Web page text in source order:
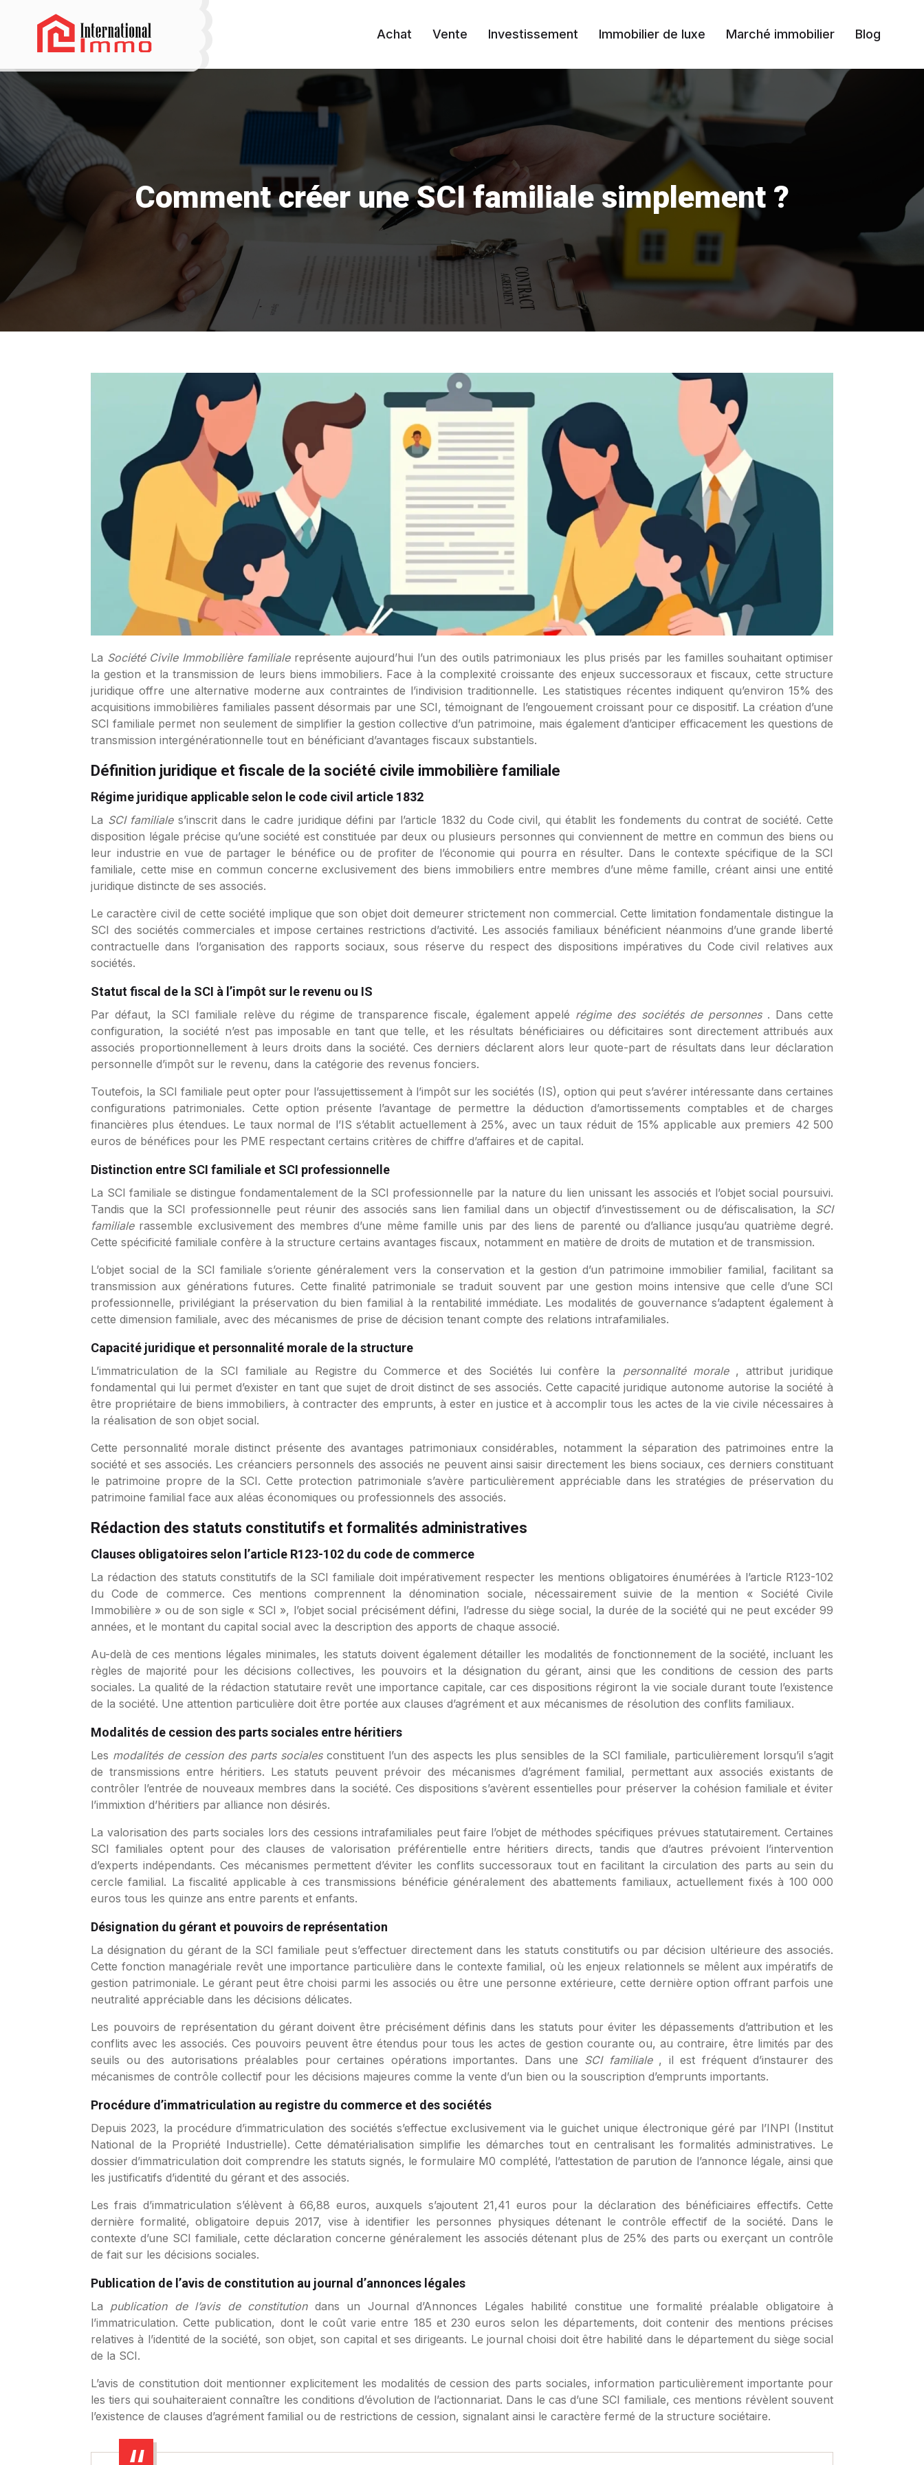
Achat Vente Investissement Immobilier de luxe Marché immobilier Blog
Comment créer une SCI familiale simplement ?
La Société Civile Immobilière familiale représente aujourd’hui l’un des outils patrimoniaux les plus prisés par les familles souhaitant optimiser
la gestion et la transmission de leurs biens immobiliers. Face à la complexité croissante des enjeux successoraux et fiscaux, cette structure
juridique offre une alternative moderne aux contraintes de l’indivision traditionnelle. Les statistiques récentes indiquent qu’environ 15% des
acquisitions immobilières familiales passent désormais par une SCI, témoignant de l’engouement croissant pour ce dispositif. La création d’une
SCI familiale permet non seulement de simplifier la gestion collective d’un patrimoine, mais également d’anticiper efficacement les questions de
transmission intergénérationnelle tout en bénéficiant d’avantages fiscaux substantiels.
Définition juridique et fiscale de la société civile immobilière familiale
Régime juridique applicable selon le code civil article 1832
La SCI familiale s’inscrit dans le cadre juridique défini par l’article 1832 du Code civil, qui établit les fondements du contrat de société. Cette
disposition légale précise qu’une société est constituée par deux ou plusieurs personnes qui conviennent de mettre en commun des biens ou
leur industrie en vue de partager le bénéfice ou de profiter de l’économie qui pourra en résulter. Dans le contexte spécifique de la SCI
familiale, cette mise en commun concerne exclusivement des biens immobiliers entre membres d’une même famille, créant ainsi une entité
juridique distincte de ses associés.
Le caractère civil de cette société implique que son objet doit demeurer strictement non commercial. Cette limitation fondamentale distingue la
SCI des sociétés commerciales et impose certaines restrictions d’activité. Les associés familiaux bénéficient néanmoins d’une grande liberté
contractuelle dans l’organisation des rapports sociaux, sous réserve du respect des dispositions impératives du Code civil relatives aux
sociétés.
Statut fiscal de la SCI à l’impôt sur le revenu ou IS
Par défaut, la SCI familiale relève du régime de transparence fiscale, également appelé régime des sociétés de personnes . Dans cette
configuration, la société n’est pas imposable en tant que telle, et les résultats bénéficiaires ou déficitaires sont directement attribués aux
associés proportionnellement à leurs droits dans la société. Ces derniers déclarent alors leur quote-part de résultats dans leur déclaration
personnelle d’impôt sur le revenu, dans la catégorie des revenus fonciers.
Toutefois, la SCI familiale peut opter pour l’assujettissement à l’impôt sur les sociétés (IS), option qui peut s’avérer intéressante dans certaines
configurations patrimoniales. Cette option présente l’avantage de permettre la déduction d’amortissements comptables et de charges
financières plus étendues. Le taux normal de l’IS s’établit actuellement à 25%, avec un taux réduit de 15% applicable aux premiers 42 500
euros de bénéfices pour les PME respectant certains critères de chiffre d’affaires et de capital.
Distinction entre SCI familiale et SCI professionnelle
La SCI familiale se distingue fondamentalement de la SCI professionnelle par la nature du lien unissant les associés et l’objet social poursuivi.
Tandis que la SCI professionnelle peut réunir des associés sans lien familial dans un objectif d’investissement ou de défiscalisation, la SCI
familiale rassemble exclusivement des membres d’une même famille unis par des liens de parenté ou d’alliance jusqu’au quatrième degré.
Cette spécificité familiale confère à la structure certains avantages fiscaux, notamment en matière de droits de mutation et de transmission.
L’objet social de la SCI familiale s’oriente généralement vers la conservation et la gestion d’un patrimoine immobilier familial, facilitant sa
transmission aux générations futures. Cette finalité patrimoniale se traduit souvent par une gestion moins intensive que celle d’une SCI
professionnelle, privilégiant la préservation du bien familial à la rentabilité immédiate. Les modalités de gouvernance s’adaptent également à
cette dimension familiale, avec des mécanismes de prise de décision tenant compte des relations intrafamiliales.
Capacité juridique et personnalité morale de la structure
L’immatriculation de la SCI familiale au Registre du Commerce et des Sociétés lui confère la personnalité morale , attribut juridique
fondamental qui lui permet d’exister en tant que sujet de droit distinct de ses associés. Cette capacité juridique autonome autorise la société à
être propriétaire de biens immobiliers, à contracter des emprunts, à ester en justice et à accomplir tous les actes de la vie civile nécessaires à
la réalisation de son objet social.
Cette personnalité morale distinct présente des avantages patrimoniaux considérables, notamment la séparation des patrimoines entre la
société et ses associés. Les créanciers personnels des associés ne peuvent ainsi saisir directement les biens sociaux, ces derniers constituant
le patrimoine propre de la SCI. Cette protection patrimoniale s’avère particulièrement appréciable dans les stratégies de préservation du
patrimoine familial face aux aléas économiques ou professionnels des associés.
Rédaction des statuts constitutifs et formalités administratives
Clauses obligatoires selon l’article R123-102 du code de commerce
La rédaction des statuts constitutifs de la SCI familiale doit impérativement respecter les mentions obligatoires énumérées à l’article R123-102
du Code de commerce. Ces mentions comprennent la dénomination sociale, nécessairement suivie de la mention « Société Civile
Immobilière » ou de son sigle « SCI », l’objet social précisément défini, l’adresse du siège social, la durée de la société qui ne peut excéder 99
années, et le montant du capital social avec la description des apports de chaque associé.
Au-delà de ces mentions légales minimales, les statuts doivent également détailler les modalités de fonctionnement de la société, incluant les
règles de majorité pour les décisions collectives, les pouvoirs et la désignation du gérant, ainsi que les conditions de cession des parts
sociales. La qualité de la rédaction statutaire revêt une importance capitale, car ces dispositions régiront la vie sociale durant toute l’existence
de la société. Une attention particulière doit être portée aux clauses d’agrément et aux mécanismes de résolution des conflits familiaux.
Modalités de cession des parts sociales entre héritiers
Les modalités de cession des parts sociales constituent l’un des aspects les plus sensibles de la SCI familiale, particulièrement lorsqu’il s’agit
de transmissions entre héritiers. Les statuts peuvent prévoir des mécanismes d’agrément familial, permettant aux associés existants de
contrôler l’entrée de nouveaux membres dans la société. Ces dispositions s’avèrent essentielles pour préserver la cohésion familiale et éviter
l’immixtion d’héritiers par alliance non désirés.
La valorisation des parts sociales lors des cessions intrafamiliales peut faire l’objet de méthodes spécifiques prévues statutairement. Certaines
SCI familiales optent pour des clauses de valorisation préférentielle entre héritiers directs, tandis que d’autres prévoient l’intervention
d’experts indépendants. Ces mécanismes permettent d’éviter les conflits successoraux tout en facilitant la circulation des parts au sein du
cercle familial. La fiscalité applicable à ces transmissions bénéficie généralement des abattements familiaux, actuellement fixés à 100 000
euros tous les quinze ans entre parents et enfants.
Désignation du gérant et pouvoirs de représentation
La désignation du gérant de la SCI familiale peut s’effectuer directement dans les statuts constitutifs ou par décision ultérieure des associés.
Cette fonction managériale revêt une importance particulière dans le contexte familial, où les enjeux relationnels se mêlent aux impératifs de
gestion patrimoniale. Le gérant peut être choisi parmi les associés ou être une personne extérieure, cette dernière option offrant parfois une
neutralité appréciable dans les décisions délicates.
Les pouvoirs de représentation du gérant doivent être précisément définis dans les statuts pour éviter les dépassements d’attribution et les
conflits avec les associés. Ces pouvoirs peuvent être étendus pour tous les actes de gestion courante ou, au contraire, être limités par des
seuils ou des autorisations préalables pour certaines opérations importantes. Dans une SCI familiale , il est fréquent d’instaurer des
mécanismes de contrôle collectif pour les décisions majeures comme la vente d’un bien ou la souscription d’emprunts importants.
Procédure d’immatriculation au registre du commerce et des sociétés
Depuis 2023, la procédure d’immatriculation des sociétés s’effectue exclusivement via le guichet unique électronique géré par l’INPI (Institut
National de la Propriété Industrielle). Cette dématérialisation simplifie les démarches tout en centralisant les formalités administratives. Le
dossier d’immatriculation doit comprendre les statuts signés, le formulaire M0 complété, l’attestation de parution de l’annonce légale, ainsi que
les justificatifs d’identité du gérant et des associés.
Les frais d’immatriculation s’élèvent à 66,88 euros, auxquels s’ajoutent 21,41 euros pour la déclaration des bénéficiaires effectifs. Cette
dernière formalité, obligatoire depuis 2017, vise à identifier les personnes physiques détenant le contrôle effectif de la société. Dans le
contexte d’une SCI familiale, cette déclaration concerne généralement les associés détenant plus de 25% des parts ou exerçant un contrôle
de fait sur les décisions sociales.
Publication de l’avis de constitution au journal d’annonces légales
La publication de l’avis de constitution dans un Journal d’Annonces Légales habilité constitue une formalité préalable obligatoire à
l’immatriculation. Cette publication, dont le coût varie entre 185 et 230 euros selon les départements, doit contenir des mentions précises
relatives à l’identité de la société, son objet, son capital et ses dirigeants. Le journal choisi doit être habilité dans le département du siège social
de la SCI.
L’avis de constitution doit mentionner explicitement les modalités de cession des parts sociales, information particulièrement importante pour
les tiers qui souhaiteraient connaître les conditions d’évolution de l’actionnariat. Dans le cas d’une SCI familiale, ces mentions révèlent souvent
l’existence de clauses d’agrément familial ou de restrictions de cession, signalant ainsi le caractère fermé de la structure sociétaire.